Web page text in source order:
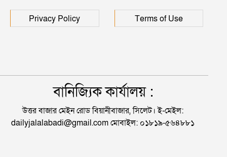
Privacy Policy Terms of Use
বানিজ্যিক কার্যালয় :
উত্তর বাজার মেইন রোড বিয়ানীবাজার, সিলেট। ই-মেইল:
dailyjalalabadi@gmail.com মোবাইল: ০১৮১৯-৫৬৪৮৮১